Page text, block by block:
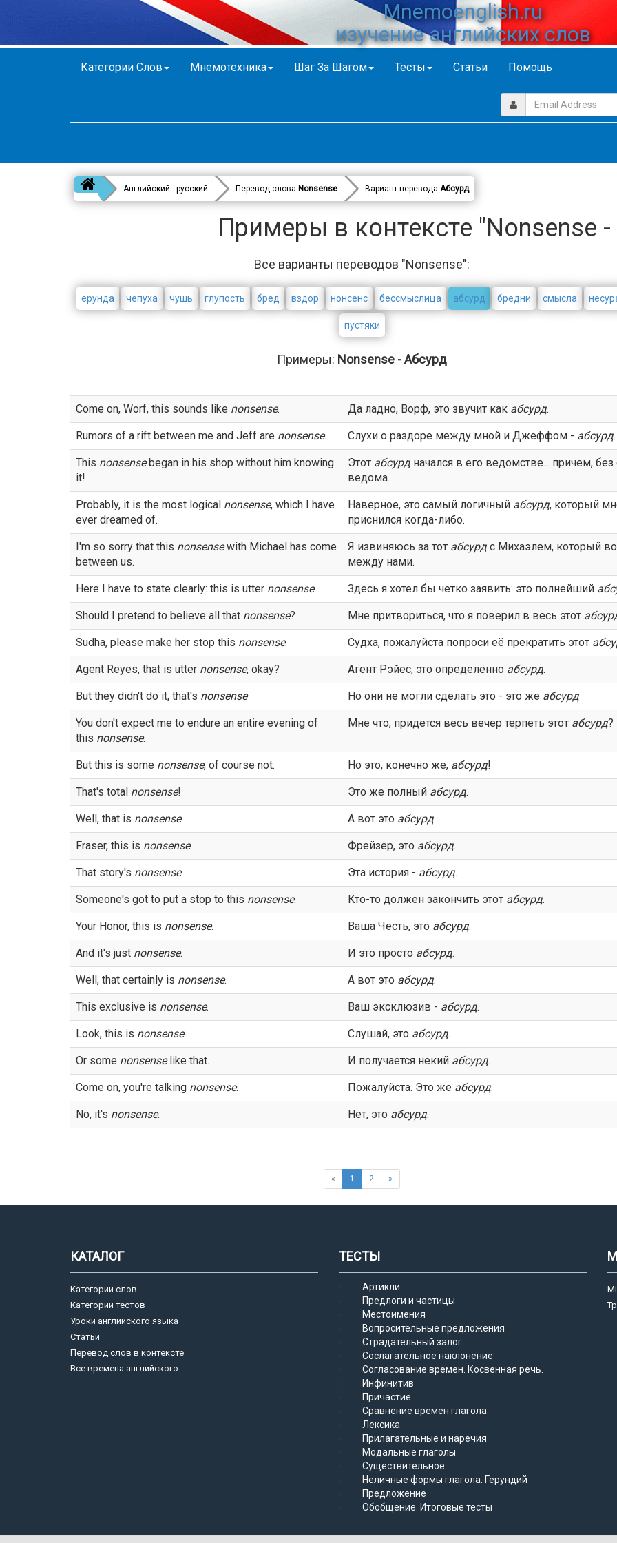
Mnemoenglish.ru
изучение английских слов
Категории Слов Мнемотехника Шаг За Шагом Тесты Статьи Помощь
Английский - русский Перевод слова Nonsense Вариант перевода Абсурд
Примеры в контексте "Nonsense
Все варианты переводов "Nonsense":
ерунда чепуха чушь глупость бред вздор нонсенс бессмыслица абсурд бредни смысла
пустяки
Примеры: Nonsense - Абсурд
Come on, Worf, this sounds like nonsense. Да ладно, Ворф, это звучит как абсурд.
Rumors of a rift between me and Jeff are nonsense. Слухи о раздоре между мной и Джеффом - абсурд.
This nonsensebegan in his shop without him knowing
it!
Этот абсурд начался в его ведомстве... причем, без
ведома.
Probably, it is the most logical nonsense, which I have
ever dreamed of.
Наверное, это самый логичный абсурд, который
приснился когда-либо.
I'm so sorry that this nonsensewith Michael has come
between us.
Я извиняюсь за тот абсурд с Михаэлем, который
между нами.
Here I have to state clearly: this is utter nonsense. Здесь я хотел бы четко заявить: это полнейший
Should I pretend to believe all that nonsense? Мне притвориться, что я поверил в весь этот
Sudha, please make her stop this nonsense. Судха, пожалуйста попроси её прекратить этот
Agent Reyes, that is utter nonsense, okay? Агент Рэйес, это определённо абсурд.
But they didn't do it, that's nonsense Но они не могли сделать это - это же абсурд
You don't expect me to endure an entire evening of
this nonsense.
Мне что, придется весь вечер терпеть этот абсурд?
But this is some nonsense, of course not. Но это, конечно же, абсурд!
That's total nonsense! Это же полный абсурд.
Well, that is nonsense. А вот это абсурд.
Fraser, this is nonsense. Фрейзер, это абсурд.
That story's nonsense. Эта история - абсурд.
Someone's got to put a stop to this nonsense. Кто-то должен закончить этот абсурд.
Your Honor, this is nonsense. Ваша Честь, это абсурд.
And it's just nonsense. И это просто абсурд.
Well, that certainly is nonsense. А вот это абсурд.
This exclusive is nonsense. Ваш эксклюзив - абсурд.
Look, this is nonsense. Слушай, это абсурд.
Or some nonsenselike that. И получается некий абсурд.
Come on, you're talking nonsense. Пожалуйста. Это же абсурд.
No, it's nonsense. Нет, это абсурд.
« 1 2 »
КАТАЛОГ
Категории слов
Категории тестов
Уроки английского языка
Статьи
Перевод слов в контексте
Все времена английского
ТЕСТЫ
Артикли
Предлоги и частицы
Местоимения
Вопросительные предложения
Страдательный залог
Сослагательное наклонение
Согласование времен. Косвенная речь.
Инфинитив
Причастие
Сравнение времен глагола
Лексика
Прилагательные и наречия
Модальные глаголы
Существительное
Неличные формы глагола. Герундий
Предложение
Обобщение. Итоговые тесты